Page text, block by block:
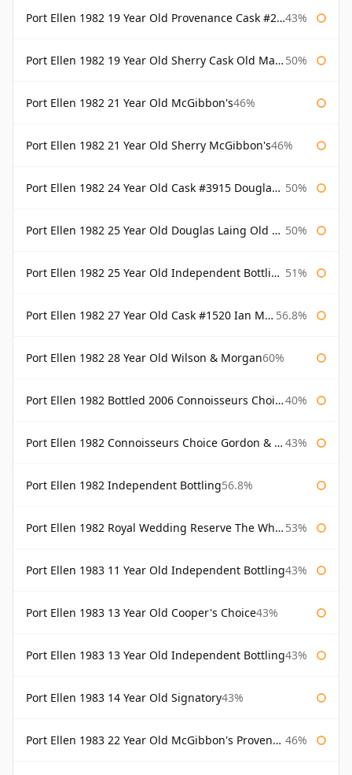
Port Ellen 1982 19 Year Old Provenance Cask #2733 McGibbon's 43%
Port Ellen 1982 19 Year Old Sherry Cask Old Malt Cask Douglas Laing 50%
Port Ellen 1982 21 Year Old McGibbon's46%
Port Ellen 1982 21 Year Old Sherry McGibbon's46%
Port Ellen 1982 24 Year Old Cask #3915 Douglas Laing Old Malt Cask 50%
Port Ellen 1982 25 Year Old Douglas Laing Old Malt Cask 50%
Port Ellen 1982 25 Year Old Independent Bottling Bottled 2007 51%
Port Ellen 1982 27 Year Old Cask #1520 Ian Macleod Chieftain 56.8%
Port Ellen 1982 28 Year Old Wilson & Morgan60%
Port Ellen 1982 Bottled 2006 Connoisseurs Choice Gordon & Macphail 40%
Port Ellen 1982 Connoisseurs Choice Gordon & Macphail 43%
Port Ellen 1982 Independent Bottling56.8%
Port Ellen 1982 Royal Wedding Reserve The Whisky Exchange 53%
Port Ellen 1983 11 Year Old Independent Bottling43%
Port Ellen 1983 13 Year Old Cooper's Choice43%
Port Ellen 1983 13 Year Old Independent Bottling43%
Port Ellen 1983 14 Year Old Signatory43%
Port Ellen 1983 22 Year Old McGibbon's Provenance 46%